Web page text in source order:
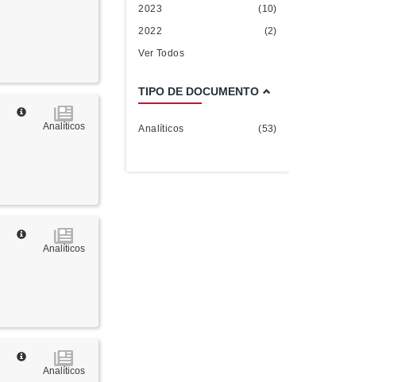
Analíticos
Analíticos
Analíticos
2023
(10)
2022
(2)
Ver Todos
TIPO DE DOCUMENTO
Analíticos (53)